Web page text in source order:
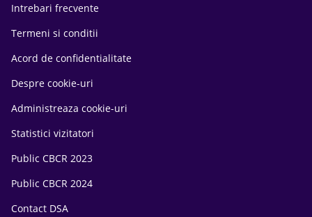
Intrebari frecvente
Termeni si conditii
Acord de confidentialitate
Despre cookie-uri
Administreaza cookie-uri
Statistici vizitatori
Public CBCR 2023
Public CBCR 2024
Contact DSA